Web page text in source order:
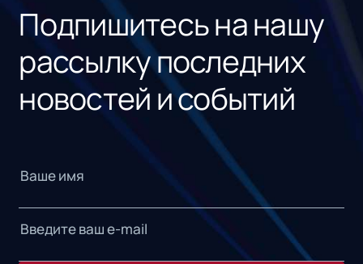
Подпишитесь на нашу
рассылку последних
новостей и событий